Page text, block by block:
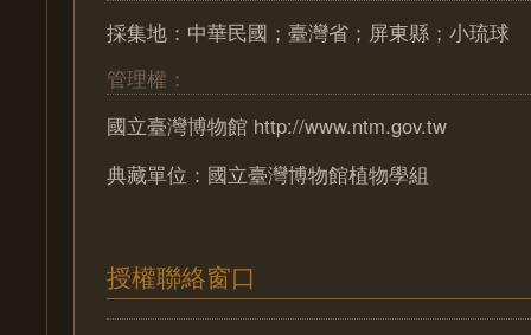
採集地：中華民國；臺灣省；屏東縣；小琉球
管理權：
國立臺灣博物館 http://www.ntm.gov.tw
典藏單位：國立臺灣博物館植物學組
授權聯絡窗口